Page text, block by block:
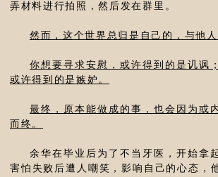
弄材料进行拍照，然后发在群里。
然而，这个世界总归是自己的，与他人
你想要寻求安慰，或许得到的是讥讽
或许得到的是嫉妒。
最终，原本能做成的事，也会因为或
而终。
余华在毕业后为了不当牙医，开始拿
害怕失败后遭人嘲笑，影响自己的心态，